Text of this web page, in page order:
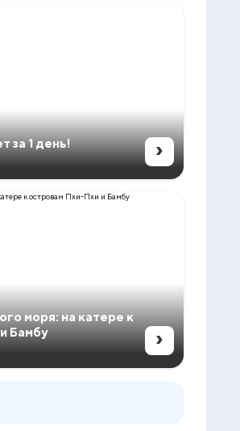
за 1 день! ›
моря: на катере к
Бамбу
›